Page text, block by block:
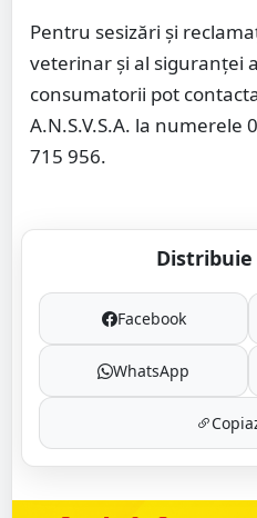
Pentru sesizări și
veterinar și al siguranței
consumatorii pot
A.N.S.V.S.A. la numerele
715 956.
Facebook
WhatsApp